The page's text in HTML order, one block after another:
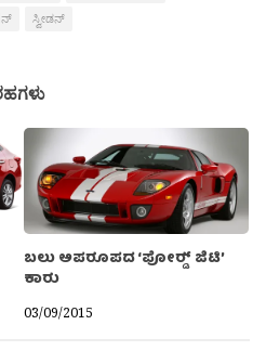
ಸ್ವೀಡನ್
ಬಲು ಅಪರೂಪದ ‘ಪೋರ‍್ಡ್ ಜಿಟಿ’
ಕಾರು
03/09/2015